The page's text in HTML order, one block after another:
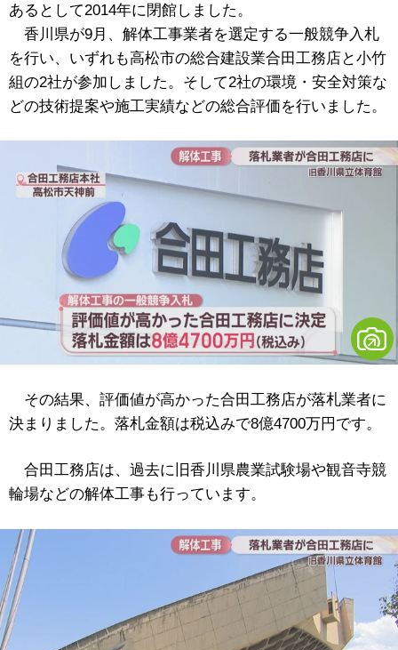
あるとして2014年に閉館しました。
香川県が9月、解体工事業者を選定する一般競争入札
を行い、いずれも高松市の総合建設業合田工務店と小竹
組の2社が参加しました。そして2社の環境・安全対策な
どの技術提案や施工実績などの総合評価を行いました。
その結果、評価値が高かった合田工務店が落札業者に
決まりました。落札金額は税込みで8億4700万円です。
合田工務店は、過去に旧香川県農業試験場や観音寺競
輪場などの解体工事も行っています。